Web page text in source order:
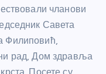
чланови
Савета
Филиповић,
рад, Дом здравља